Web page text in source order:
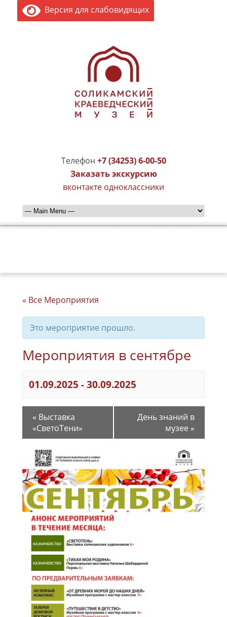
Версия для слабовидящих
Телефон +7 (34253) 6-00-50
Заказать экскурсию
вконтакте одноклассники
« Все Мероприятия
Это мероприятие прошло.
Мероприятия в сентябре
01.09.2025 -30.09.2025
« Выставка
«СветоТени»
День знаний в
музее »